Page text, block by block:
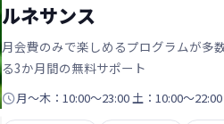
ルネサンス
月会費のみで楽しめるプログラムが多
る3か月間の無料サポート
月～木：10:00～23:00 土：10:00～